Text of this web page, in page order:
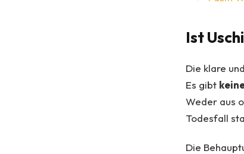
Ist
Die klare
Es gibt
Weder aus
Todesfall
Die